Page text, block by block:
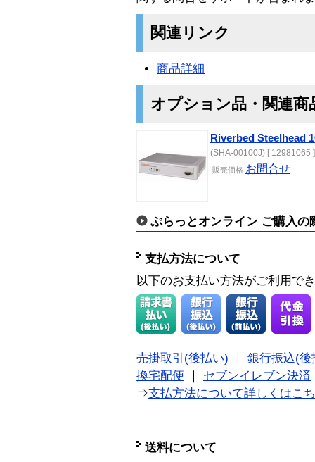
関連リンク
商品詳細
オプション品・関連商
Riverbed Steelhead
(SHA-00100J) [ 12981065 ]
販売価格 お問合せ
ぷらっとオンライン ご購入の
支払方法について
以下のお支払い方法がご利用で
売掛取引(後払い)
銀行振込(後
換宅配便
セブンイレブン決済
⇒支払方法について詳しくはこ
送料について